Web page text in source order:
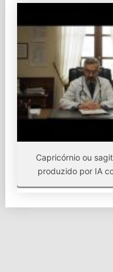
Capricórnio ou
produzido por IA